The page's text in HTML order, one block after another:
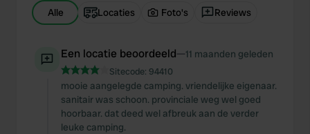
Alle Locaties Foto's Reviews
Een locatie beoordeeld—11 maanden geleden
Sitecode: 94410
mooie aangelegde camping. vriendelijke eigenaar.
sanitair was schoon. provinciale weg wel goed
hoorbaar. dat deed wel afbreuk aan de verder
leuke camping.